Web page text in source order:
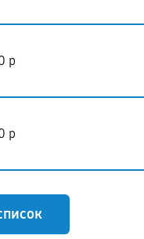
р
р